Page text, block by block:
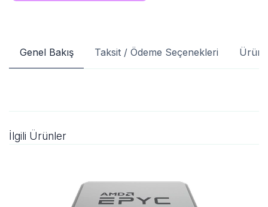
Genel Bakış Taksit / Ödeme Seçenekleri Ürün
İlgili Ürünler